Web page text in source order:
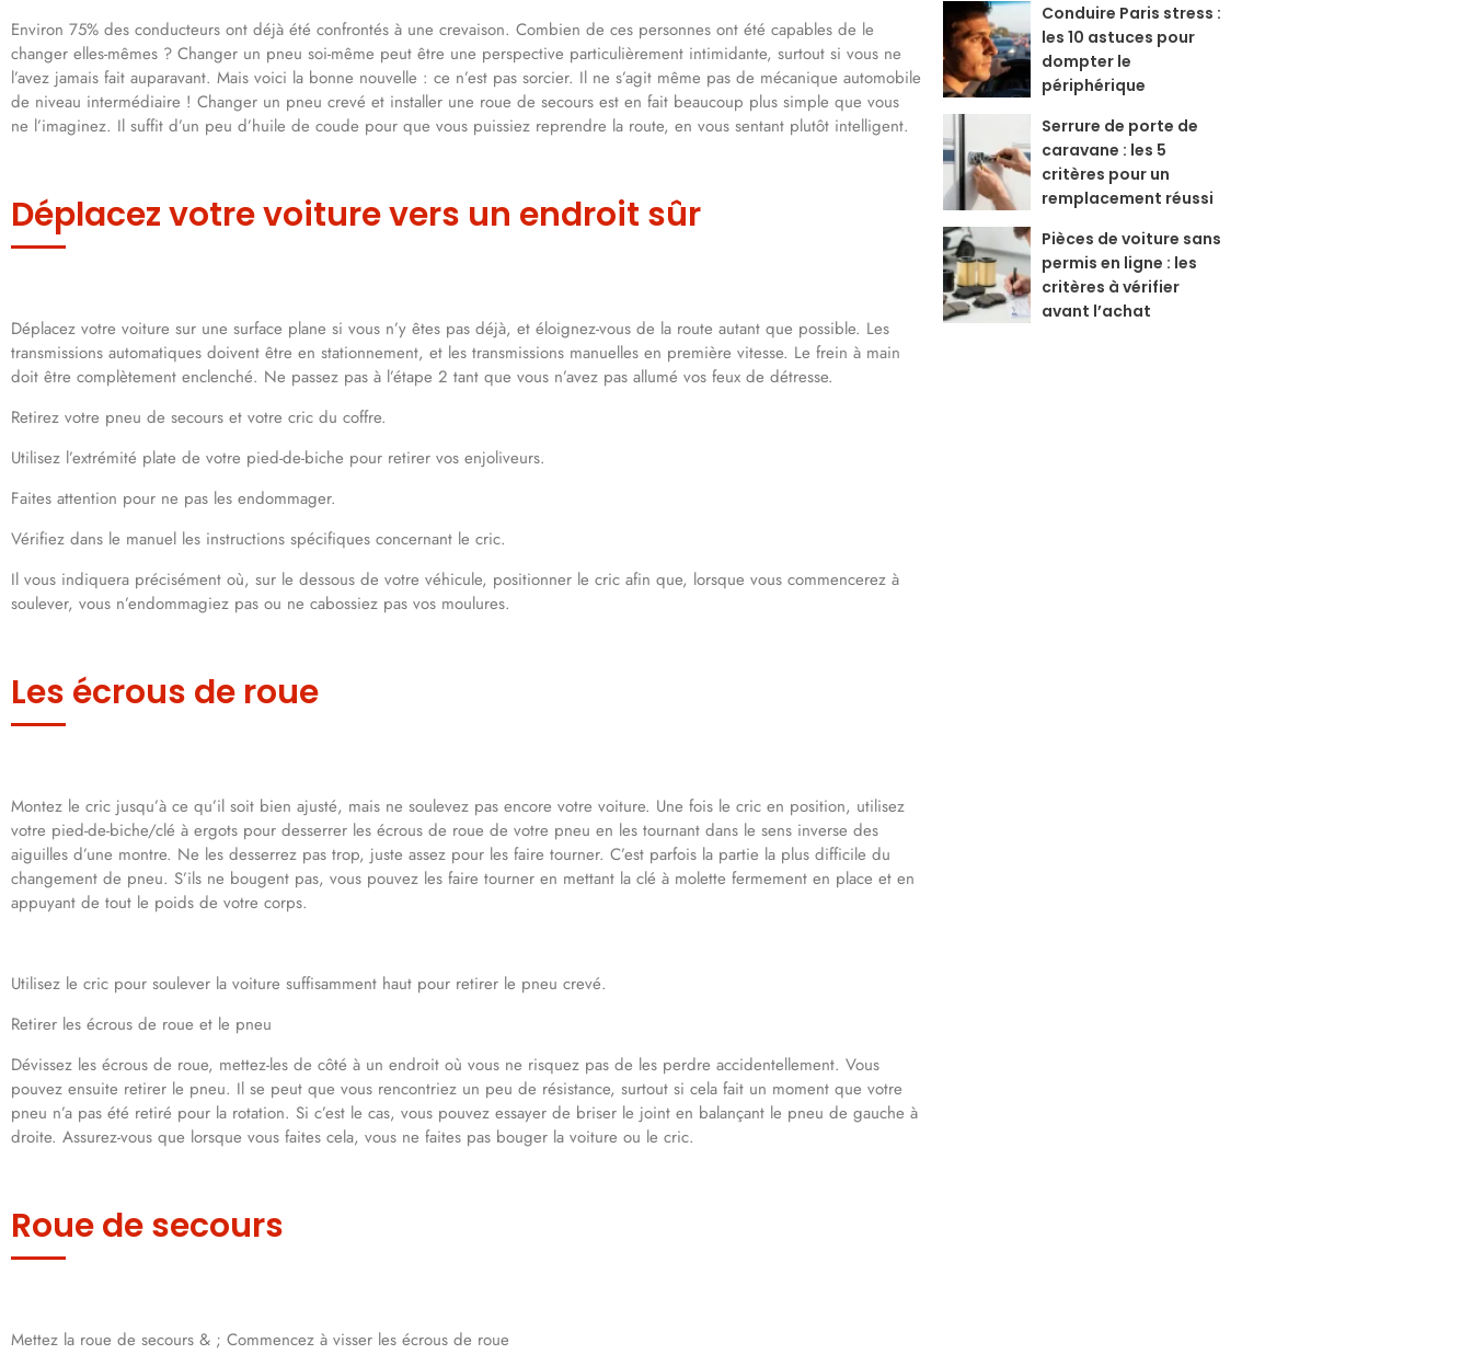
Environ 75% des conducteurs ont déjà été confrontés à une crevaison. Combien de ces personnes ont été capables de le
changer elles-mêmes ? Changer un pneu soi-même peut être une perspective particulièrement intimidante, surtout si vous ne
l’avez jamais fait auparavant. Mais voici la bonne nouvelle : ce n’est pas sorcier. Il ne s’agit même pas de mécanique automobile
de niveau intermédiaire ! Changer un pneu crevé et installer une roue de secours est en fait beaucoup plus simple que vous
ne l’imaginez. Il suffit d’un peu d’huile de coude pour que vous puissiez reprendre la route, en vous sentant plutôt intelligent.
Déplacez votre voiture vers un endroit sûr
Déplacez votre voiture sur une surface plane si vous n’y êtes pas déjà, et éloignez-vous de la route autant que possible. Les
transmissions automatiques doivent être en stationnement, et les transmissions manuelles en première vitesse. Le frein à main
doit être complètement enclenché. Ne passez pas à l’étape 2 tant que vous n’avez pas allumé vos feux de détresse.
Retirez votre pneu de secours et votre cric du coffre.
Utilisez l’extrémité plate de votre pied-de-biche pour retirer vos enjoliveurs.
Faites attention pour ne pas les endommager.
Vérifiez dans le manuel les instructions spécifiques concernant le cric.
Il vous indiquera précisément où, sur le dessous de votre véhicule, positionner le cric afin que, lorsque vous commencerez à
soulever, vous n’endommagiez pas ou ne cabossiez pas vos moulures.
Les écrous de roue
Montez le cric jusqu’à ce qu’il soit bien ajusté, mais ne soulevez pas encore votre voiture. Une fois le cric en position, utilisez
votre pied-de-biche/clé à ergots pour desserrer les écrous de roue de votre pneu en les tournant dans le sens inverse des
aiguilles d’une montre. Ne les desserrez pas trop, juste assez pour les faire tourner. C’est parfois la partie la plus difficile du
changement de pneu. S’ils ne bougent pas, vous pouvez les faire tourner en mettant la clé à molette fermement en place et en
appuyant de tout le poids de votre corps.
Utilisez le cric pour soulever la voiture suffisamment haut pour retirer le pneu crevé.
Retirer les écrous de roue et le pneu
Dévissez les écrous de roue, mettez-les de côté à un endroit où vous ne risquez pas de les perdre accidentellement. Vous
pouvez ensuite retirer le pneu. Il se peut que vous rencontriez un peu de résistance, surtout si cela fait un moment que votre
pneu n’a pas été retiré pour la rotation. Si c’est le cas, vous pouvez essayer de briser le joint en balançant le pneu de gauche à
droite. Assurez-vous que lorsque vous faites cela, vous ne faites pas bouger la voiture ou le cric.
Roue de secours
Mettez la roue de secours & ; Commencez à visser les écrous de roue
Conduire Paris stress :
les 10 astuces pour
dompter le
périphérique
Serrure de porte de
caravane : les 5
critères pour un
remplacement réussi
Pièces de voiture sans
permis en ligne : les
critères à vérifier
avant l’achat